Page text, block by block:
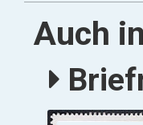
Auch in